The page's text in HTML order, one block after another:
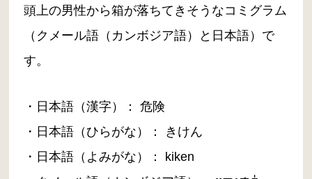
頭上の男性から箱が落ちてきそうなコミグラム
（クメール語（カンボジア語）と日本語）で
す。
・日本語（漢字）： 危険
・日本語（ひらがな）： きけん
・日本語（よみがな）： kiken